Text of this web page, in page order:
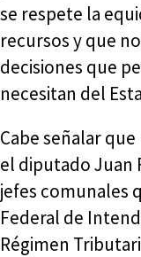
se respete la
recursos y que
decisiones que
necesitan del
Cabe señalar
el diputado Juan
jefes comunales
Federal de
Régimen